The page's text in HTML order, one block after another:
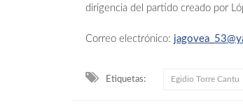
dirigencia del partido creado por
Correo electrónico:
Etiquetas: Egidio Torre Cantu